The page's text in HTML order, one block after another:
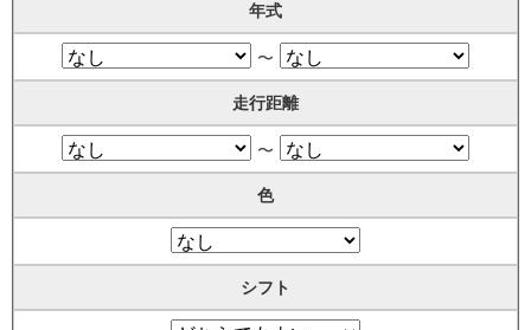
年式
〜
走行距離
〜
色
シフト